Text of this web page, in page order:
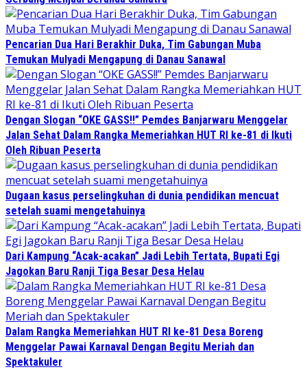
Pencarian Dua Hari Berakhir Duka, Tim Gabungan Muba
Temukan Mulyadi Mengapung di Danau Sanawal
Dengan Slogan “OKE GASS!!” Pemdes Banjarwaru Menggelar
Jalan Sehat Dalam Rangka Memeriahkan HUT RI ke-81 di Ikuti
Oleh Ribuan Peserta
Dugaan kasus perselingkuhan di dunia pendidikan mencuat
setelah suami mengetahuinya
Dari Kampung “Acak-acakan” Jadi Lebih Tertata, Bupati Egi
Jagokan Baru Ranji Tiga Besar Desa Helau
Dalam Rangka Memeriahkan HUT RI ke-81 Desa Boreng
Menggelar Pawai Karnaval Dengan Begitu Meriah dan
Spektakuler